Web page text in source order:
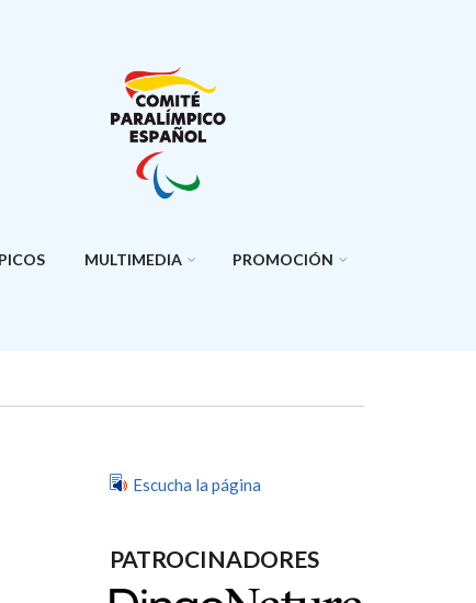
MULTIMEDIA PROMOCIÓN
Escucha la página
PATROCINADORES